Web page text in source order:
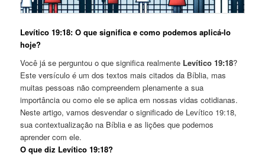
Levítico 19:18: O que significa e como podemos aplicá-lo
hoje?
Você já se perguntou o que significa realmente Levítico 19:18?
Este versículo é um dos textos mais citados da Bíblia, mas
muitas pessoas não compreendem plenamente a sua
importância ou como ele se aplica em nossas vidas cotidianas.
Neste artigo, vamos desvendar o significado de Levítico 19:18,
sua contextualização na Bíblia e as lições que podemos
aprender com ele.
O que diz Levítico 19:18?